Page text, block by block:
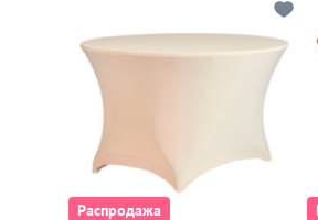
Распродажа